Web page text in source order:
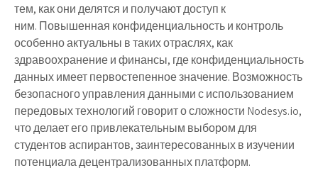
тем, как они делятся и получают доступ к
ним. Повышенная конфиденциальность и контроль
особенно актуальны в таких отраслях, как
здравоохранение и финансы, где конфиденциальность
данных имеет первостепенное значение. Возможность
безопасного управления данными с использованием
передовых технологий говорит о сложности Nodesys.io,
что делает его привлекательным выбором для
студентов аспирантов, заинтересованных в изучении
потенциала децентрализованных платформ.